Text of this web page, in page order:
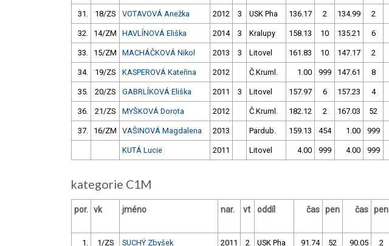
31. 18/ZS VOTAVOVÁ Anežka 2012 3 USK Pha 136.17 2 134.99 2
32. 14/ZM HAVLÍNOVÁ Eliška 2014 3 Kralupy 158.13 10 135.21 6
33. 15/ZM MACHÁČKOVÁ Nikol 2013 3 Litovel 161.83 10 147.17 2
34. 19/ZS KASPEROVÁ Kateřina 2012 Č.Kruml. 1.00 999 147.61 8
35. 20/ZS GABRLÍKOVÁ Eliška 2011 3 Litovel 157.97 6 157.23 4
36. 21/ZS MYŠKOVÁ Dorota 2012 Č.Kruml. 182.12 2 167.03 52
37. 16/ZM VAŠINOVÁ Magdalena 2013 Pardub. 159.13 454 1.00 999
KUTÁ Lucie 2011 Litovel 4.00 999 4.00 999
kategorie C1M
por. vk jméno nar. vt oddíl čas pen čas pen
1. 1/ZS SUCHÝ Zbyšek 2011 2 USK Pha 91.74 52 90.05 2